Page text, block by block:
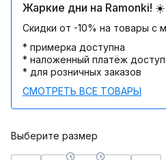
Жаркие дни на Ramonki! ☀️
Скидки от -10% на товары
* примерка доступна
* наложенный платёж
* для розничных заказов
СМОТРЕТЬ ВСЕ ТОВАРЫ
Выберите размер